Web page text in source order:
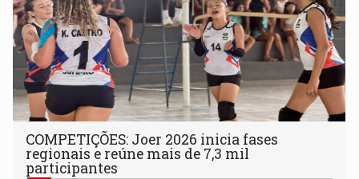
COMPETIÇÕES: Joer 2026 inicia fases
regionais e reúne mais de 7,3 mil
participantes